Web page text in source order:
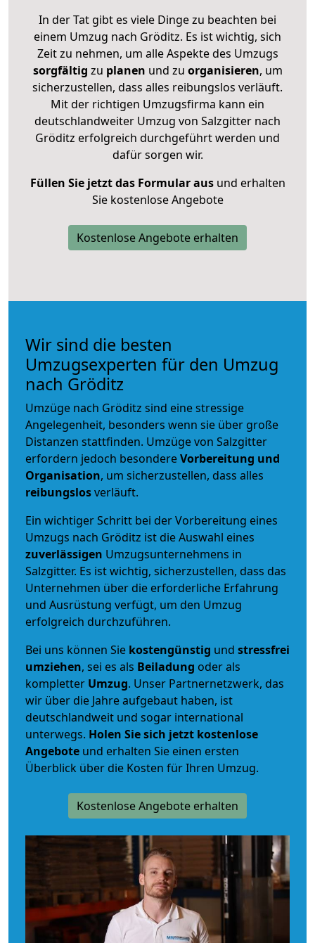
In der Tat gibt es viele Dinge zu beachten bei
einem Umzug nach Gröditz. Es ist wichtig, sich
Zeit zu nehmen, um alle Aspekte des Umzugs
sorgfältig zu planen und zu organisieren, um
sicherzustellen, dass alles reibungslos verläuft.
Mit der richtigen Umzugsfirma kann ein
deutschlandweiter Umzug von Salzgitter nach
Gröditz erfolgreich durchgeführt werden und
dafür sorgen wir.
Füllen Sie jetzt das Formular ausund erhalten
Sie kostenlose Angebote
Kostenlose Angebote erhalten
Wir sind die besten
Umzugsexperten für den Umzug
nach Gröditz
Umzüge nach Gröditz sind eine stressige
Angelegenheit, besonders wenn sie über große
Distanzen stattfinden. Umzüge von Salzgitter
erfordern jedoch besondereVorbereitung und
Organisation, um sicherzustellen, dass alles
reibungslosverläuft.
Ein wichtiger Schritt bei der Vorbereitung eines
Umzugs nach Gröditz ist die Auswahl eines
zuverlässigen Umzugsunternehmens in
Salzgitter. Es ist wichtig, sicherzustellen, dass das
Unternehmen über die erforderliche Erfahrung
und Ausrüstung verfügt, um den Umzug
erfolgreich durchzuführen.
Bei uns können Sie kostengünstig und stressfrei
umziehen, sei es als Beiladung oder als
kompletter Umzug. Unser Partnernetzwerk, das
wir über die Jahre aufgebaut haben, ist
deutschlandweit und sogar international
unterwegs. Holen Sie sich jetzt kostenlose
Angebote und erhalten Sie einen ersten
Überblick über die Kosten für Ihren Umzug.
Kostenlose Angebote erhalten